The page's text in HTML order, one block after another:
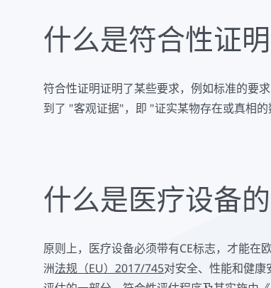
什么是符合性证明
符合性证明证明了某些要求，例如标准的要
到了 "客观证据"，即 "证实某物存在或真相的
什么是医疗设备
原则上，医疗设备必须带有CE标志，才能在
洲法规（EU）2017/745对安全、性能和健